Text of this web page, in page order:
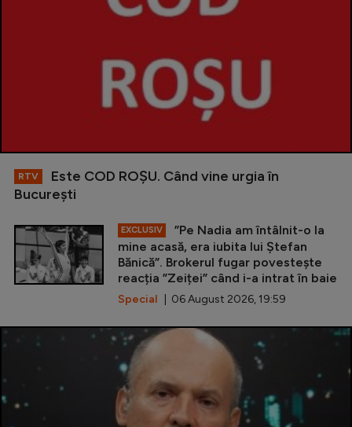
RTV
Este COD ROŞU. Când vine urgia în
Bucureşti
EXCLUSIV
”Pe Nadia am întâlnit-o la
mine acasă, era iubita lui Ștefan
Bănică”. Brokerul fugar povestește
reacția ”Zeiței” când i-a intrat în baie
Special | 06 August 2026, 19:59